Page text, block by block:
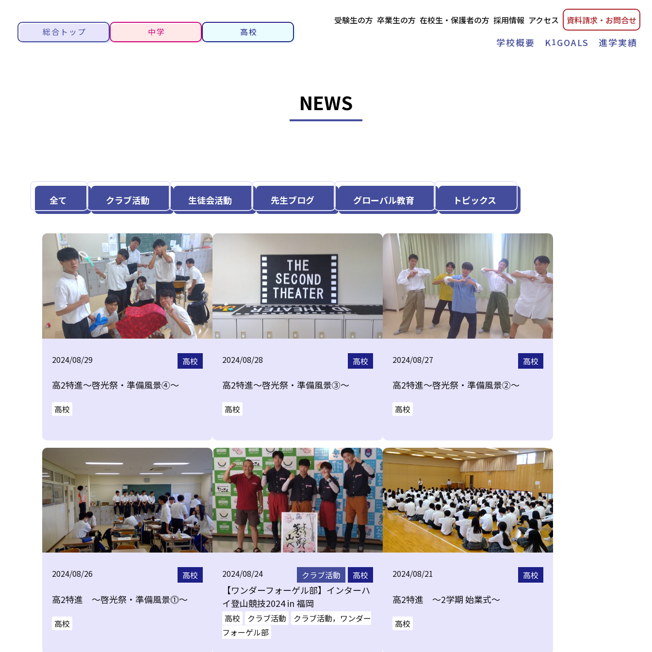
総合トップ 中学 高校
受験生の方 卒業生の方 在校生・保護者の方 採用情報 アクセス 資料請求・ お問合せ
学校概要 K1GOALS 進学実績
NEWS
全て クラブ活動 生徒会活動 先生ブログ グローバル教育 トピックス
2024/08/29 高校
高2特進～啓光祭・準備風景④～
高校
2024/08/28 高校
高2特進～啓光祭・準備風景③～
高校
2024/08/27 高校
高2特進～啓光祭・準備風景②～
高校
2024/08/26 高校
高2特進 ～啓光祭・準備風景⓵～
高校
2024/08/24 クラブ活動 高校
【ワンダーフォーゲル部】インターハ
イ登山競技2024 in 福岡
高校 クラブ活動
クラブ活動，ワンダー
フォーゲル部
2024/08/21 高校
高2特進 ～2学期 始業式～
高校